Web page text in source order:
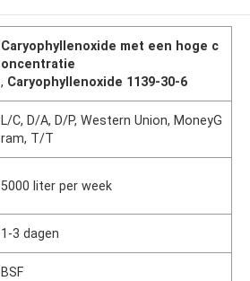
Caryophyllenoxide met een hoge c
oncentratie
, Caryophyllenoxide 1139-30-6
L/C, D/A, D/P, Western Union, MoneyG
ram, T/T
5000 liter per week
1-3 dagen
BSF